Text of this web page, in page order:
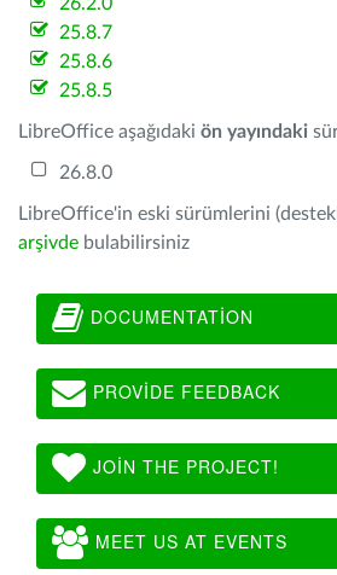
25.8.7
25.8.6
25.8.5
LibreOffice aşağıdaki ön yayındaki
26.8.0
LibreOffice'in eski sürümlerini
arşivde bulabilirsiniz
DOCUMENTATION
PROVIDE FEEDBACK
JOIN THE PROJECT!
MEET US AT EVENTS